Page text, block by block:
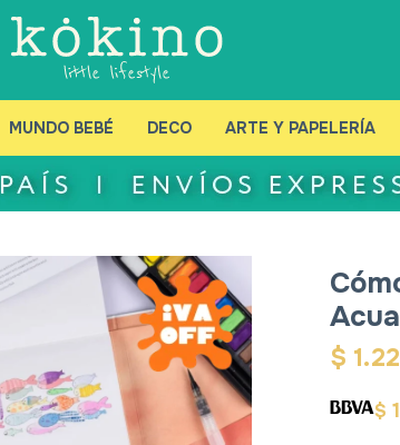
MUNDO BEBÉ DECO ARTE Y PAPELERÍA
$
$